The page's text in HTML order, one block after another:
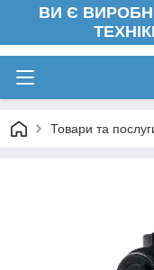
ВИ Є
Товари та